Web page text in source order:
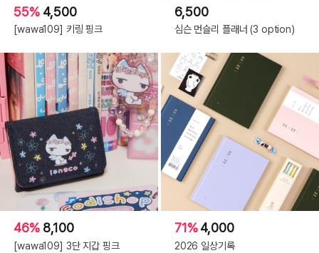
55% 4,500
[wawa109] 키링 핑크
6,500
심슨 먼슬리 플래너 (3 option)
46% 8,100
[wawa109] 3단 지갑 핑크
71%4,000
2026 일상기록